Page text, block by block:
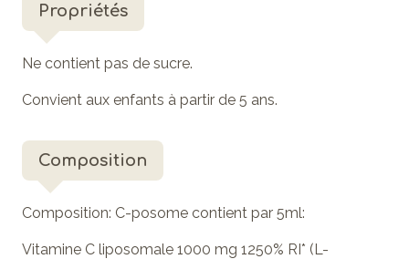
Propriétés
Ne contient pas de sucre.
Convient aux enfants à partir de 5 ans.
Composition
Composition: C-posome contient par 5ml:
Vitamine C liposomale 1000 mg 1250% RI* (L-